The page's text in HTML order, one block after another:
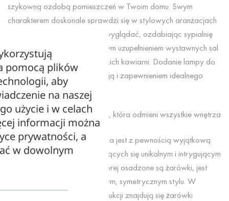
szykowną ozdobą pomieszczeń w Twoim domu. Swym
charakterem doskonale sprawdzi się w stylowych aranżacjach
wnętrz. Rewelacyjnie będzie wyglądać, ozdabiając sypialnię
czy salon. Stanie się znakomitym uzupełnieniem wystawnych sal
restauracyjnych oraz eleganckich kawiarni. Dodanie lampy do
dekoracji wnętrz jest gwarancją i zapewnieniem idealnego
wyglądu pomieszczeń.
MDO S1 – wyjątkowa lampa, która odmieni wszystkie wnętrza
Prezentowana przez nas lampa jest z pewnością wyjątkową
propozycją dla osób pasjonujących się unikalnym i intrygującym
zdobnictwem. Struktura, na której osadzone są żarówki, jest
wykonana w niezwykle modnym, symetrycznym stylu. W
strategicznych punktach konstrukcji znajdują się żarówki
pomocą plików
aby
na naszej
użycie i w celach
informacji można
prywatności, a
w dowolnym